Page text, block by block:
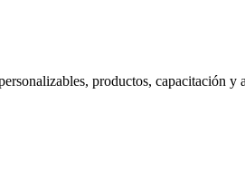
productos, capacitación